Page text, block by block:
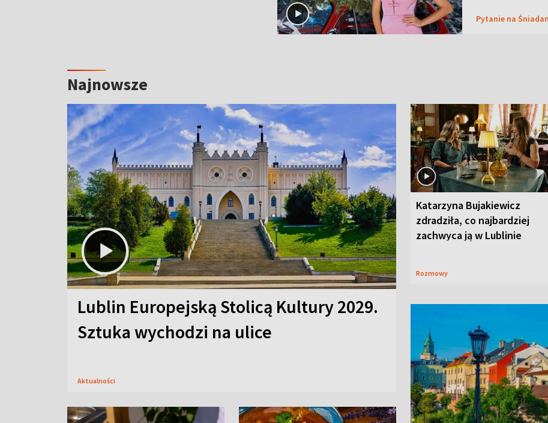
Pytanie na
Najnowsze
Lublin Europejską Stolicą Kultury 2029.
Sztuka wychodzi na ulice
Aktualności
Katarzyna Bujakiewicz
zdradziła, co najbardziej
zachwyca ją w Lublinie
Rozmowy